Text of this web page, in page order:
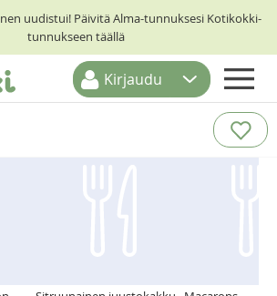
uudistui! Päivitä Alma-tunnuksesi Kotikokki-
tunnukseen täällä
Kirjaudu